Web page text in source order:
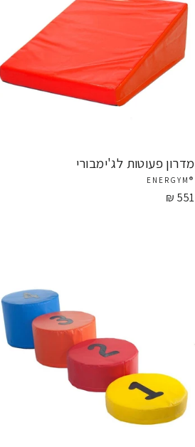
מדרון פעוטות לג'ימבורי
®ENERGYM
551 ₪